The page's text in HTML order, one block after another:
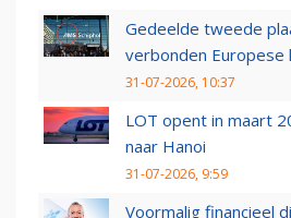
Gedeelde tweede
verbonden Europese
31-07-2026, 10:37
LOT opent in maart
naar Hanoi
31-07-2026, 9:59
Voormalig financieel